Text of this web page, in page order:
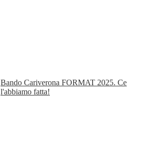
Bando Cariverona FORMAT 2025. Ce
l'abbiamo fatta!